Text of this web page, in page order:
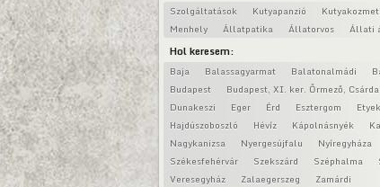
Szolgáltatások Kutyapanzió
Menhely
Állatpatika Állatorvos Állati
Hol keresem:
Baja Balassagyarmat Balatonalmádi
Budapest
Budapest, XI. ker. Őrmező,
Dunakeszi
Eger Érd Esztergom Etyek
Hajdúszoboszló
Hévíz Kápolnásnyék
Nagykanizsa
Nyergesújfalu Nyíregyháza
Székesfehérvár
Szekszárd Széphalma
Veresegyház
Zalaegerszeg Zamárdi